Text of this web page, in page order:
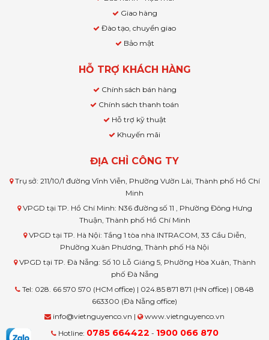
Giao hàng
Đào tạo, chuyển giao
Bảo mật
HỖ TRỢ KHÁCH HÀNG
Chính sách bán hàng
Chính sách thanh toán
Hỗ trợ kỹ thuật
Khuyến mãi
ĐỊA CHỈ CÔNG TY
Trụ sở: 211/10/1 đường Vĩnh Viễn, Phường Vườn Lài, Thành phố Hồ Chí
Minh
VPGD tại TP. Hồ Chí Minh: N36 đường số 11 , Phường Đông Hưng
Thuận, Thành phố Hồ Chí Minh
VPGD tại TP. Hà Nội: Tầng 1 tòa nhà INTRACOM, 33 Cầu Diễn,
Phường Xuân Phương, Thành phố Hà Nội
VPGD tại TP. Đà Nẵng: Số 10 Lỗ Giáng 5, Phường Hòa Xuân, Thành
phố Đà Nẵng
Tel: 028. 66 570 570 (HCM office) | 024.85 871 871 (HN office) | 0848
663300 (Đà Nẵng office)
info@vietnguyenco.vn |
www.vietnguyenco.vn
Hotline: 0785 664422 - 1900 066 870